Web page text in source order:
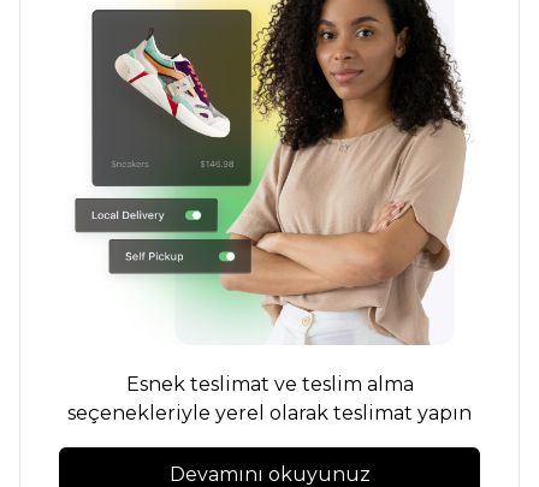
Esnek teslimat ve teslim alma
seçenekleriyle yerel olarak teslimat yapın
Devamını okuyunuz